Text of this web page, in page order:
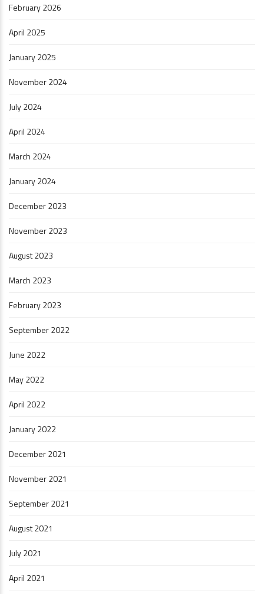
February 2026
April 2025
January 2025
November 2024
July 2024
April 2024
March 2024
January 2024
December 2023
November 2023
August 2023
March 2023
February 2023
September 2022
June 2022
May 2022
April 2022
January 2022
December 2021
November 2021
September 2021
August 2021
July 2021
April 2021